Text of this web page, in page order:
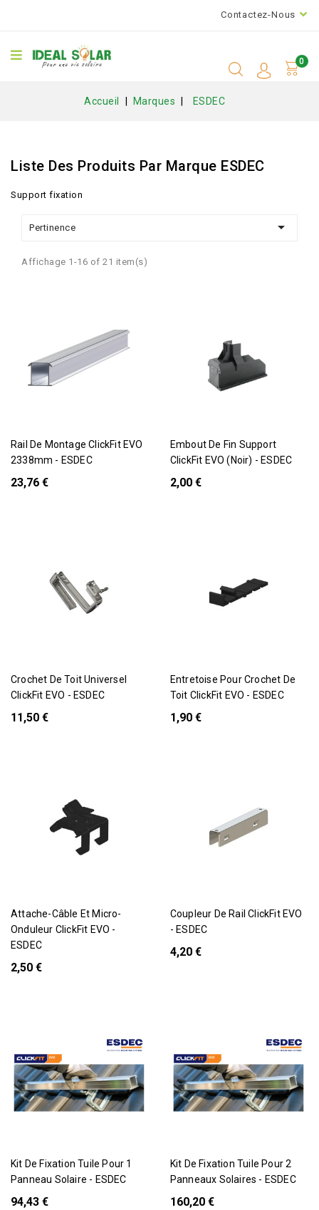
Contactez-Nous
0
Accueil Marques ESDEC
Liste Des Produits Par Marque ESDEC
Support fixation
Pertinence 
Affichage 1-16 of 21 item(s)
Rail De Montage ClickFit EVO
2338mm - ESDEC
23,76 €
Embout De Fin Support
ClickFit EVO (Noir) - ESDEC
2,00 €
Crochet De Toit Universel
ClickFit EVO - ESDEC
11,50 €
Entretoise Pour Crochet De
Toit ClickFit EVO - ESDEC
1,90 €
Attache-Câble Et Micro-
Onduleur ClickFit EVO -
ESDEC
2,50 €
Coupleur De Rail ClickFit EVO
- ESDEC
4,20 €
Kit De Fixation Tuile Pour 1
Panneau Solaire - ESDEC
94,43 €
Kit De Fixation Tuile Pour 2
Panneaux Solaires - ESDEC
160,20 €